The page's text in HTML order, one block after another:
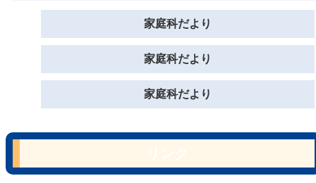
家庭科だより
家庭科だより
家庭科だより